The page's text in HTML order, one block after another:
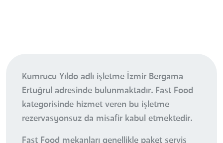
Kumrucu Yıldo adlı işletme İzmir Bergama
Ertuğrul adresinde bulunmaktadır. Fast Food
kategorisinde hizmet veren bu işletme
rezervasyonsuz da misafir kabul etmektedir.
Fast Food mekanları genellikle paket servis